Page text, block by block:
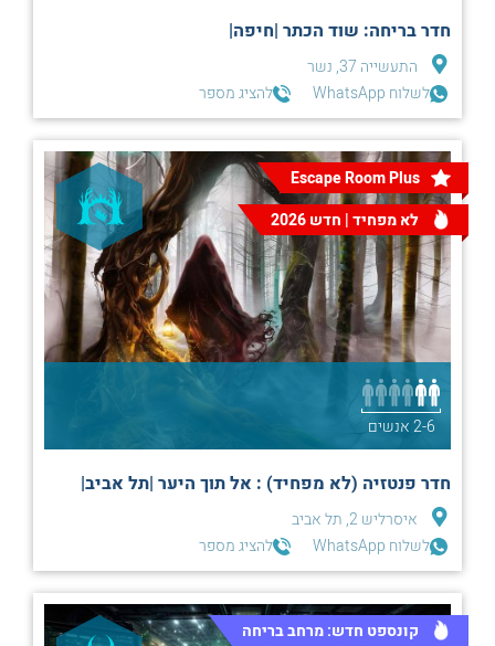
חדר בריחה: שוד הכתר |חיפה|
התעשייה 37, נשר
לשלוח WhatsApp
להציג מספר
Escape Room Plus
לא מפחיד | חדש 2026
2-6 אנשים
חדר פנטזיה (לא מפחיד) : אל תוך היער |תל אביב|
איסרליש 2, תל אביב
לשלוח WhatsApp
להציג מספר
קונספט חדש: מרחב בריחה